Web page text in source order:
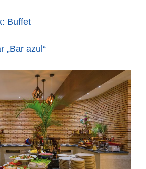
Buffet
„Bar azul“